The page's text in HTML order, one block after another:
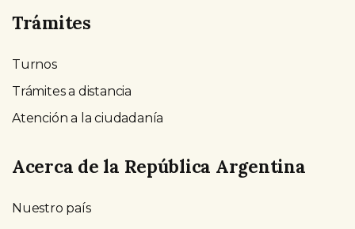
Trámites
Turnos
Trámites a distancia
Atención a la ciudadanía
Acerca de la República Argentina
Nuestro país